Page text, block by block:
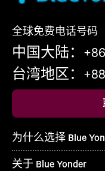
全球免费电话号码
中国大陆：+86
台湾地区：
为什么选择 Blue
关于 Blue Yonder